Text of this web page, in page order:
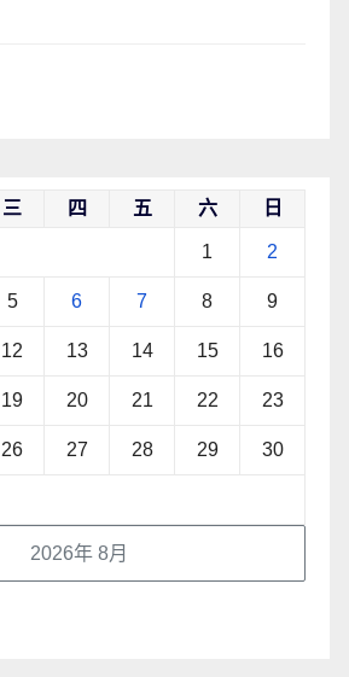
2026年 8月
三 四 五 六 日
1 2
5 6 7 8 9
12 13 14 15 16
19 20 21 22 23
26 27 28 29 30